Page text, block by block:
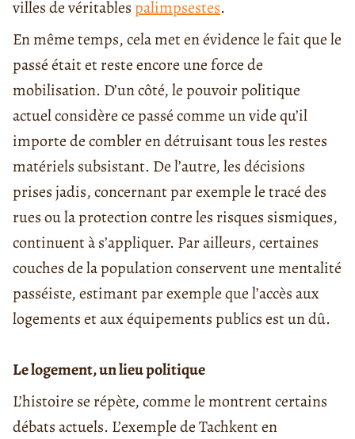
villes de véritablespalimpsestes.
En même temps, cela met en évidence le fait que le
passé était et reste encore une force de
mobilisation. D’un côté, le pouvoir politique
actuel considère ce passé comme un vide qu’il
importe de combler en détruisant tous les restes
matériels subsistant. De l’autre, les décisions
prises jadis, concernant par exemple le tracé des
rues ou la protection contre les risques sismiques,
continuent à s’appliquer. Par ailleurs, certaines
couches de la population conservent une mentalité
passéiste, estimant par exemple que l’accès aux
logements et aux équipements publics est un dû.
Le logement, un lieu politique
L’histoire se répète, comme le montrent certains
débats actuels. L’exemple de Tachkent en